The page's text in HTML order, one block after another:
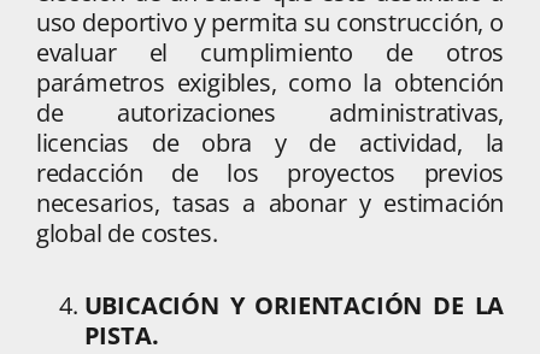
uso deportivo y permita su construcción, o
evaluar el cumplimiento de otros
parámetros exigibles, como la obtención
de autorizaciones administrativas,
licencias de obra y de actividad, la
redacción de los proyectos previos
necesarios, tasas a abonar y estimación
global de costes.
UBICACIÓN Y ORIENTACIÓN DE LA
PISTA.